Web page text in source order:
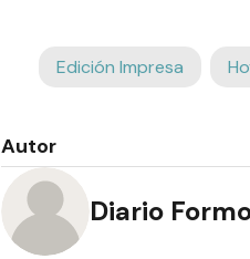
Edición Impresa
Autor
Diario